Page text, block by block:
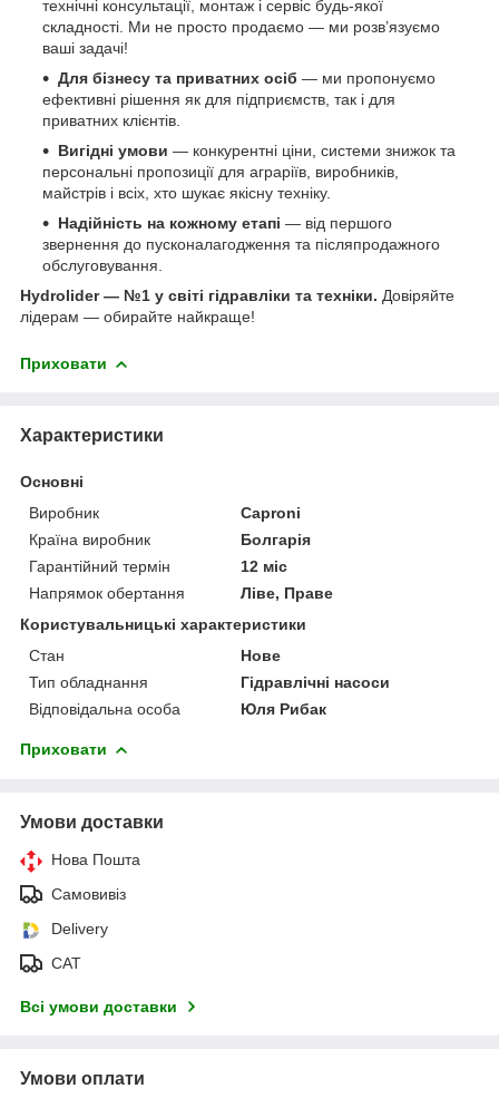
технічні консультації, монтаж і сервіс будь-якої
складності. Ми не просто продаємо — ми розв’язуємо
ваші задачі!
Для бізнесу та приватних осіб — ми пропонуємо
ефективні рішення як для підприємств, так і для
приватних клієнтів.
Вигідні умови — конкурентні ціни, системи знижок та
персональні пропозиції для аграріїв, виробників,
майстрів і всіх, хто шукає якісну техніку.
Надійність на кожному етапі — від першого
звернення до пусконалагодження та післяпродажного
обслуговування.
Hydrolider — №1 у світі гідравліки та техніки. Довіряйте
лідерам — обирайте найкраще!
Приховати
Характеристики
Основні
Виробник
Caproni
Країна виробник
Болгарія
Гарантійний термін
12 міс
Напрямок обертання
Ліве, Праве
Користувальницькі характеристики
Стан
Нове
Тип обладнання
Гідравлічні насоси
Відповідальна особа
Юля Рибак
Приховати
Умови доставки
Нова Пошта
Самовивіз
Delivery
САТ
Всі умови доставки
Умови оплати